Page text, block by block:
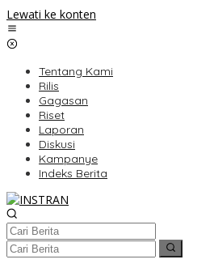
Lewati ke konten
Tentang Kami
Rilis
Gagasan
Riset
Laporan
Diskusi
Kampanye
Indeks Berita